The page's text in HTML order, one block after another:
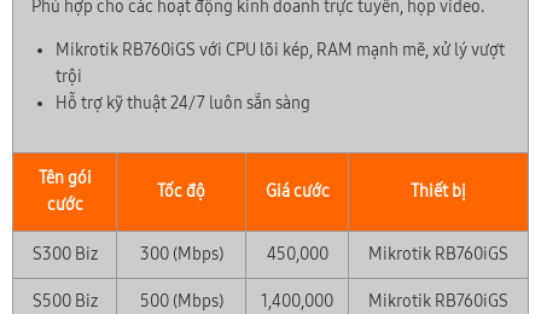
Phù hợp cho các hoạt động kinh doanh trực tuyến, họp video.
Mikrotik RB760iGS với CPU lõi kép, RAM mạnh mẽ, xử lý vượt
trội
Hỗ trợ kỹ thuật 24/7 luôn sẵn sàng
Tên gói
cước
Tốc độ Giá cước Thiết bị
S300 Biz 300 (Mbps) 450,000 Mikrotik RB760iGS
S500 Biz 500 (Mbps) 1,400,000 Mikrotik RB760iGS
🎁 ƯU ĐÃI THÁNG 08/2026
Tặng Voucher phí hòa mạng & Trang bị WiFi 6/7
Lắp đặt nhanh chóng trong 24h